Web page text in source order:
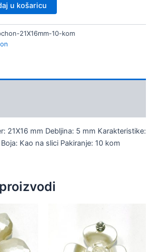
u košaricu
21X16mm-10-kom
21X16 mm Debljina: 5 mm Karakteristike:
Kao na slici Pakiranje: 10 kom